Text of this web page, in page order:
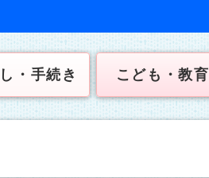
・手続き こども・教育